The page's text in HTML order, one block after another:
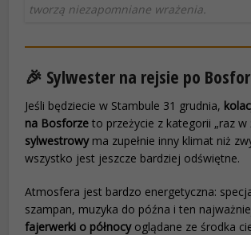
tworzą niezapomniane wrażenia.
🎉 Sylwester na rejsie po
Jeśli będziecie w Stambule 31 grudnia,
na Bosforze to przeżycie z kategorii „raz w
sylwestrowyma zupełnie inny klimat niż
wszystko jest jeszcze bardziej odświętne.
Atmosfera jest bardzo energetyczna:
szampan, muzyka do późna i ten
fajerwerki o północyoglądane ze środka